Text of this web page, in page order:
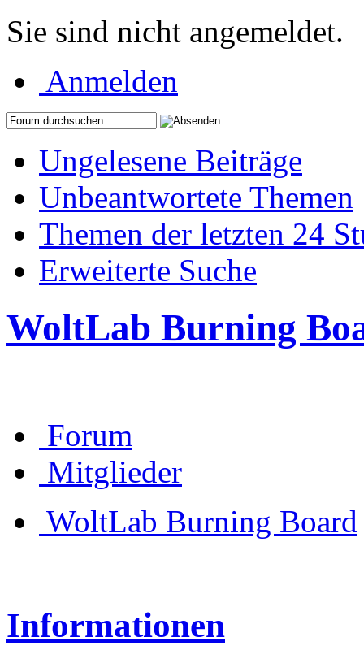
Sie sind nicht angemeldet.
Anmelden
Ungelesene Beiträge
Unbeantwortete Themen
Themen der letzten 24
Erweiterte Suche
WoltLab Burning
Forum
Mitglieder
WoltLab Burning Board
Informationen